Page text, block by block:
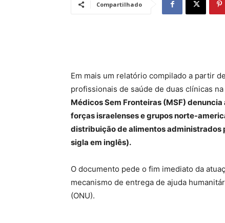
Compartilhado
Em mais um relatório compilado a partir
profissionais de saúde de duas clínicas na
Médicos Sem Fronteiras (MSF)
forças israelenses e grupos norte-
distribuição de alimentos administrados
sigla em inglês).
O documento pede o fim imediato da
mecanismo de entrega de ajuda
(ONU).